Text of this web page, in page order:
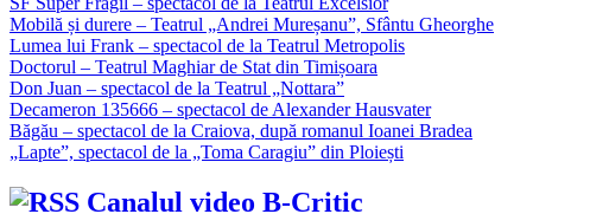
Mobilă și durere – Teatrul „Andrei Mureșanu”, Sfântu Gheorghe
Lumea lui Frank – spectacol de la Teatrul Metropolis
Doctorul – Teatrul Maghiar de Stat din Timișoara
Don Juan – spectacol de la Teatrul „Nottara”
Decameron 135666 – spectacol de Alexander Hausvater
Băgău – spectacol de la Craiova, după romanul Ioanei Bradea
„Lapte”, spectacol de la „Toma Caragiu” din Ploiești
Canalul video B-Critic